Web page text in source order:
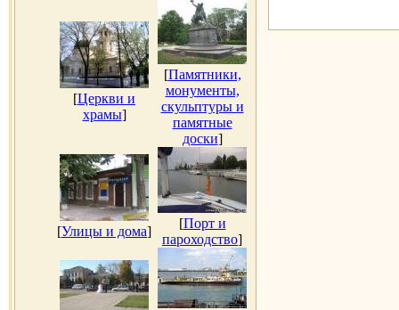
[Церкви и
храмы]
[Памятники,
монументы,
скульптуры и
памятные
доски]
[Улицы и дома]
[Порт и
пароходство]